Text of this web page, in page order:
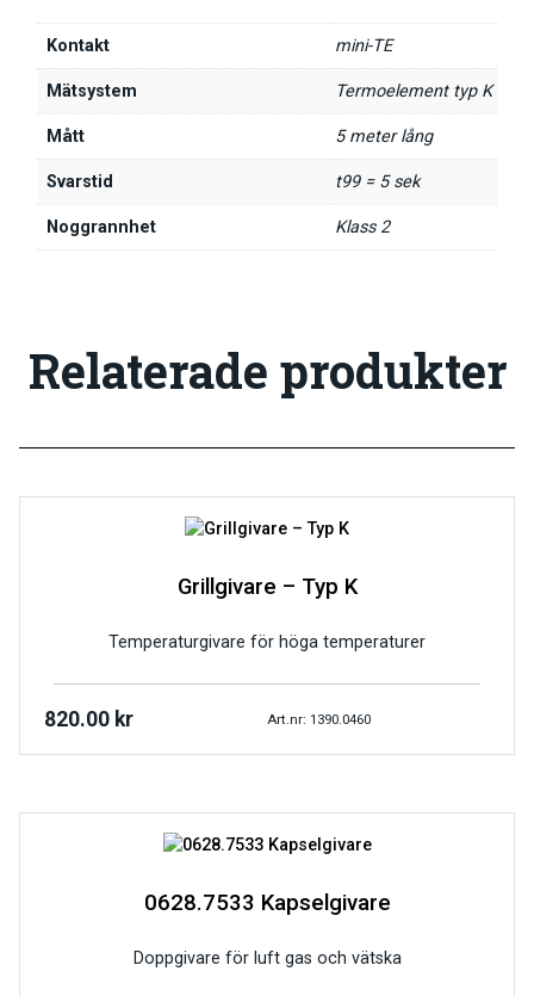
Kontakt mini-TE
Mätsystem Termoelement typ K
Mått 5 meter lång
Svarstid t99 = 5 sek
Noggrannhet Klass 2
Relaterade produkter
Grillgivare – Typ K
Temperaturgivare för höga temperaturer
820.00 kr Art.nr: 1390.0460
0628.7533 Kapselgivare
Doppgivare för luft gas och vätska